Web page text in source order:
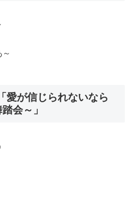
愛が信じられないなら
会～」